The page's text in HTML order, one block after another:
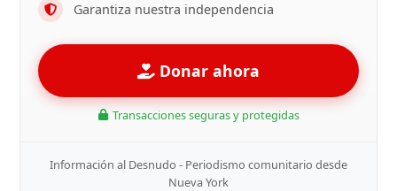
Garantiza nuestra independencia
Donar ahora
Transacciones seguras y protegidas
Información al Desnudo - Periodismo comunitario desde
Nueva York